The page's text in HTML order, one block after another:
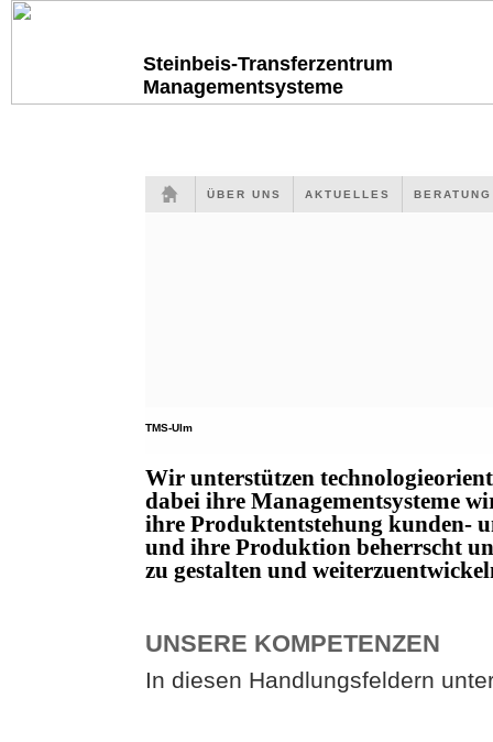
Steinbeis-Transferzentrum
Managementsysteme
ÜBER UNS AKTUELLES
TMS-Ulm
Wir unterstützen
dabei ihre Managementsysteme
ihre Produktentstehung kunden-
und ihre Produktion beherrscht
zu gestalten und
UNSERE KOMPETENZEN
In diesen Handlungsfeldern